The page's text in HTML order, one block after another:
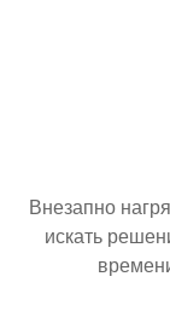
Внезапно
искать